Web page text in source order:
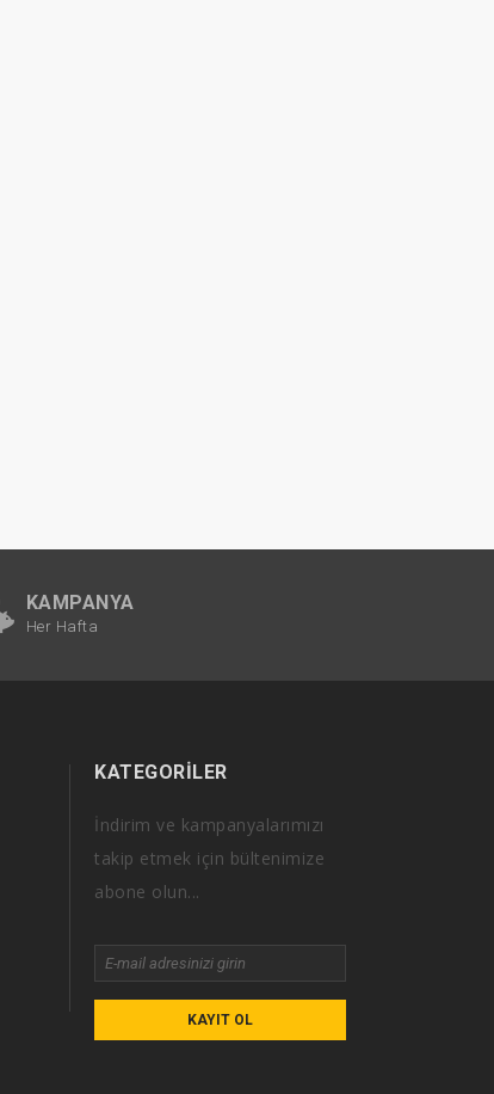
KAMPANYA
Her Hafta
KATEGORILER
İndirim ve kampanyalarımızı
takip etmek için bültenimize
abone olun...
KAYIT OL